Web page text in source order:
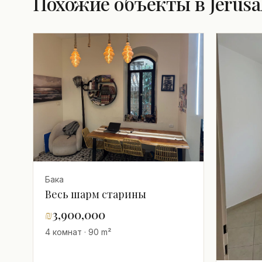
Бака
Весь шарм старины
₪3,900,000
4 комнат · 90 m²